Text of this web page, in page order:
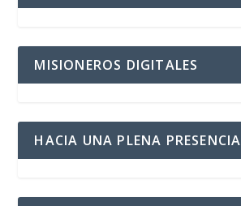
MISIONEROS DIGITALES
HACIA UNA PLENA PRESENCIA